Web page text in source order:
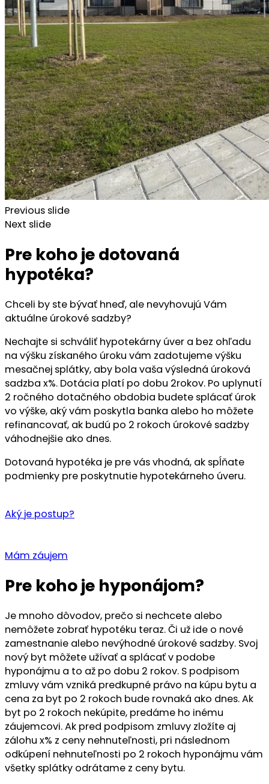
Previous slide
Next slide
Pre koho je dotovaná
hypotéka?
Chceli by ste bývať hneď, ale nevyhovujú Vám
aktuálne úrokové sadzby?
Nechajte si schváliť hypotekárny úver a bez ohľadu
na výšku získaného úroku vám zadotujeme výšku
mesačnej splátky, aby bola vaša výsledná úroková
sadzba x%. Dotácia platí po dobu 2rokov. Po uplynutí
2 ročného dotačného obdobia budete splácať úrok
vo výške, aký vám poskytla banka alebo ho môžete
refinancovať, ak budú po 2 rokoch úrokové sadzby
váhodnejšie ako dnes.
Dotovaná hypotéka je pre vás vhodná, ak spĺňate
podmienky pre poskytnutie hypotekárneho úveru.
Aký je postup?
Mám záujem
Pre koho je hyponájom?
Je mnoho dôvodov, prečo si nechcete alebo
nemôžete zobrať hypotéku teraz. Či už ide o nové
zamestnanie alebo nevýhodné úrokové sadzby. Svoj
nový byt môžete užívať a splácať v podobe
hyponájmu a to až po dobu 2 rokov. S podpisom
zmluvy vám vzniká predkupné právo na kúpu bytu a
cena za byt po 2 rokoch bude rovnaká ako dnes. Ak
byt po 2 rokoch nekúpite, predáme ho inému
záujemcovi. Ak pred podpisom zmluvy zložíte aj
zálohu x% z ceny nehnuteľnosti, pri následnom
odkúpení nehnuteľnosti po 2 rokoch hyponájmu vám
všetky splátky odrátame z ceny bytu.